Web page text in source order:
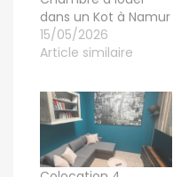
dans un Kot à Namur
15/05/2026
Article similaire